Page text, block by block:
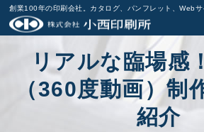
創業100年の印刷会社。カタログ、パンフレット、Web
リアルな臨場感
（360度動画）制
紹介